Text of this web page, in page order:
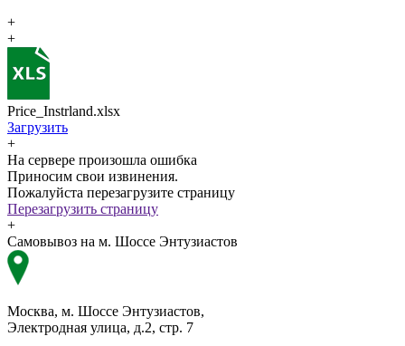
+
+
Price_Instrland.xlsx
Загрузить
+
На сервере произошла ошибка
Приносим свои извинения.
Пожалуйста перезагрузите страницу
Перезагрузить страницу
+
Самовывоз на м. Шоссе Энтузиастов
Москва, м. Шоссе Энтузиастов,
Электродная улица, д.2, стр. 7